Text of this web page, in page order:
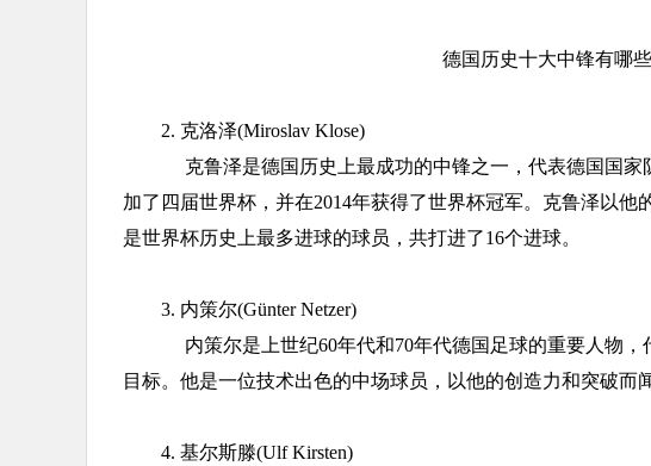
德国历史十大中锋有哪
2. 克洛泽(Miroslav Klose)
克鲁泽是德国历史上最成功的中锋之一，代表德国国家
加了四届世界杯，并在2014年获得了世界杯冠军。克鲁泽以
是世界杯历史上最多进球的球员，共打进了16个进球。
3. 内策尔(Günter Netzer)
内策尔是上世纪60年代和70年代德国足球的重要人物，
目标。他是一位技术出色的中场球员，以他的创造力和突破而
4. 基尔斯滕(Ulf Kirsten)